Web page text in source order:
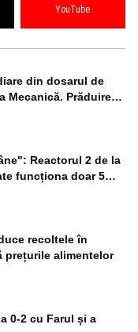
YouTube
din dosarul de
Mecanică. Prăduirea
SAFE, interceptată
Reactorul 2 de la
funcționa doar 5
recoltele în
prețurile alimentelor
0-2 cu Farul și a